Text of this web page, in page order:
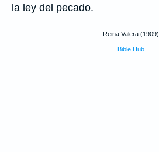
la ley del pecado.
Reina Valera (1909)
Bible Hub